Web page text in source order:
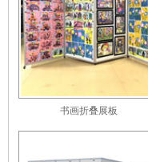
书画折叠展板